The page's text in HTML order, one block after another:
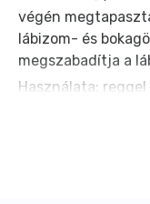
végén
lábizom- és
megszabadítja a
Használata: